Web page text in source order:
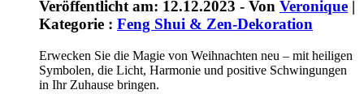
Veröffentlicht am: 12.12.2023 - Von Veronique |
Kategorie : Feng Shui & Zen-Dekoration
Erwecken Sie die Magie von Weihnachten neu – mit heiligen
Symbolen, die Licht, Harmonie und positive Schwingungen
in Ihr Zuhause bringen.